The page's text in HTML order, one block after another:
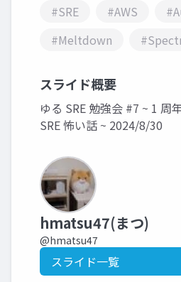
#SRE
#AWS
#Meltdown
スライド概要
ゆる SRE 勉強会 #7 ~ 1 周
SRE 怖い話 ~ 2024/8/30
hmatsu47(まつ)
@hmatsu47
スライド一覧